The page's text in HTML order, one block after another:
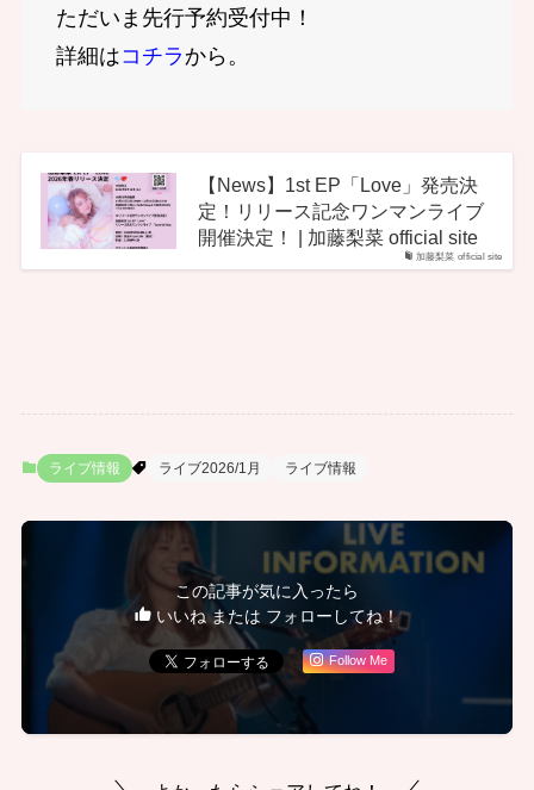
ただいま先行予約受付中！
詳細はコチラから。
加藤梨菜 official site
【News】1st EP「Love」発売決
定！リリース記念ワンマンライブ
開催決定！ | 加藤梨菜 official site
ライブ情報 ライブ2026/1月 ライブ情報
この記事が気に入ったら
いいね または フォローしてね！
Follow Me